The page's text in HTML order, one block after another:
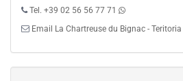
Tel. +39 02 56 56 77 71
Email La Chartreuse du Bignac - Teritoria